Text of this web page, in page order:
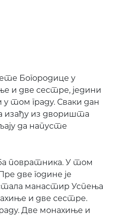
Богородице у
и две сестре, једини
том граду. Сваки дан
изађу из дворишта
да напусте
повратника. У том
две године је
манастир Успења
и две сестре.
Две монахиње и